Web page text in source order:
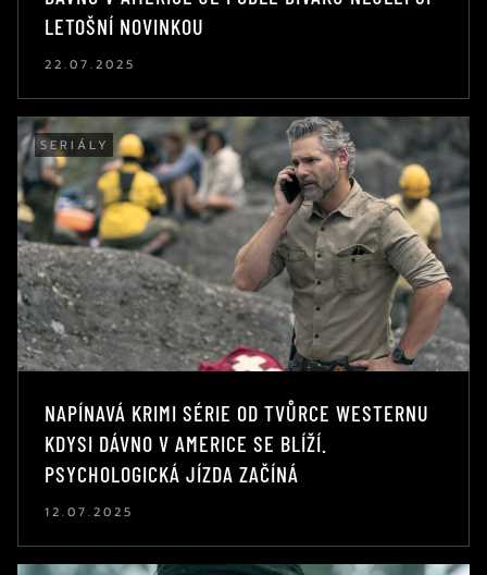
LETOŠNÍ NOVINKOU
22.07.2025
SERIÁLY
NAPÍNAVÁ KRIMI SÉRIE OD TVŮRCE WESTERNU
KDYSI DÁVNO V AMERICE SE BLÍŽÍ.
PSYCHOLOGICKÁ JÍZDA ZAČÍNÁ
12.07.2025